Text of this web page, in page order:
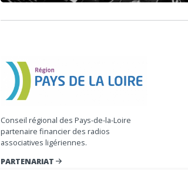
Conseil régional des Pays-de-la-Loire
partenaire financier des radios
associatives ligériennes.
PARTENARIAT